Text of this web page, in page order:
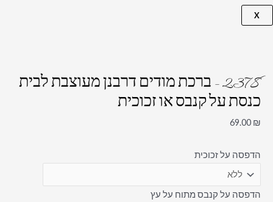
X
2378 – ברכת מודים דרבנן מעוצבת לבית
כנסת על קנבס או זכוכית
69.00 ₪
הדפסה על זכוכית
הדפסה על קנבס מתוח על עץ